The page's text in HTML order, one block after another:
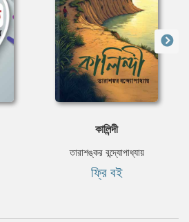
কালিন্দী
তারাশঙ্কর বন্দ্যোপাধ্যায়
ফ্রি বই